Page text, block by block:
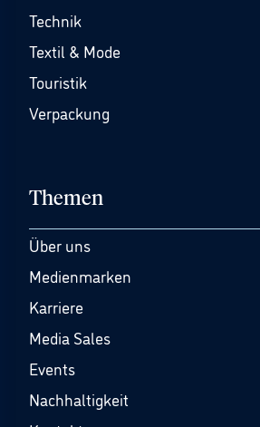
Technik
Textil & Mode
Touristik
Verpackung
Themen
Über uns
Medienmarken
Karriere
Media Sales
Events
Nachhaltigkeit